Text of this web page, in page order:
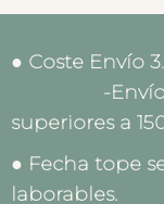
● Coste
-Envío
superiores a
● Fecha tope
laborables.